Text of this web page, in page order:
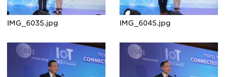
IMG_6035.jpg IMG_6045.jpg